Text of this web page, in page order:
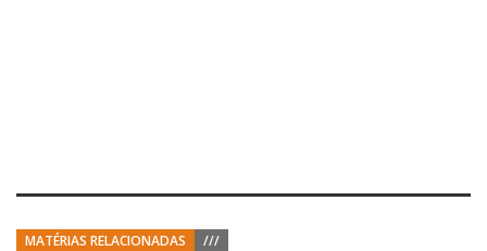
MATÉRIAS RELACIONADAS ///